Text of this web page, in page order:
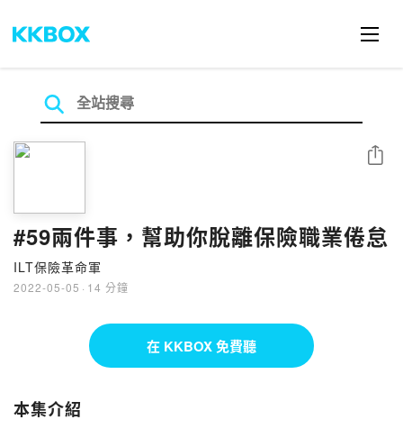
#59兩件事，幫助你脫離保險職業倦怠
ILT保險革命軍
2022-05-05 · 14 分鐘
分享
在 KKBOX 免費聽
本集介紹